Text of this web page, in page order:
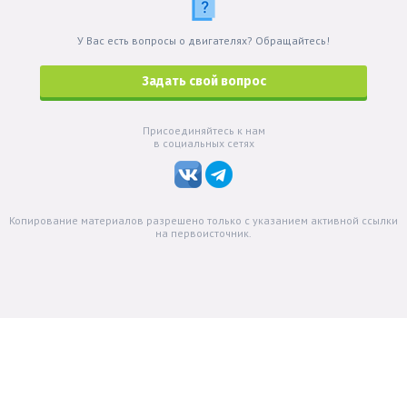
У Вас есть вопросы о двигателях? Обращайтесь!
Задать свой вопрос
Присоединяйтесь к нам
в социальных сетях
Копирование материалов разрешено только с указанием активной ссылки
на первоисточник.